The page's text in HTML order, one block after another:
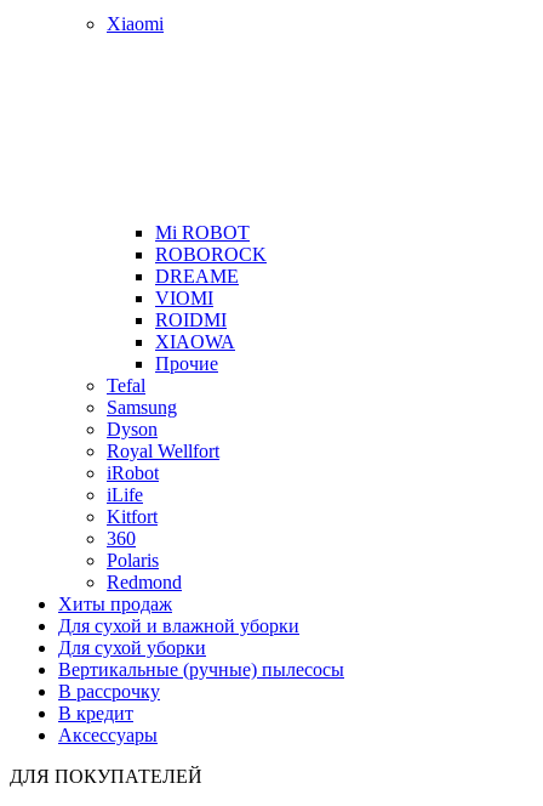
Xiaomi
Mi ROBOT
ROBOROCK
DREAME
VIOMI
ROIDMI
XIAOWA
Прочие
Tefal
Samsung
Dyson
Royal Wellfort
iRobot
iLife
Kitfort
360
Polaris
Redmond
Хиты продаж
Для сухой и влажной уборки
Для сухой уборки
Вертикальные (ручные) пылесосы
В рассрочку
В кредит
Аксессуары
ДЛЯ ПОКУПАТЕЛЕЙ